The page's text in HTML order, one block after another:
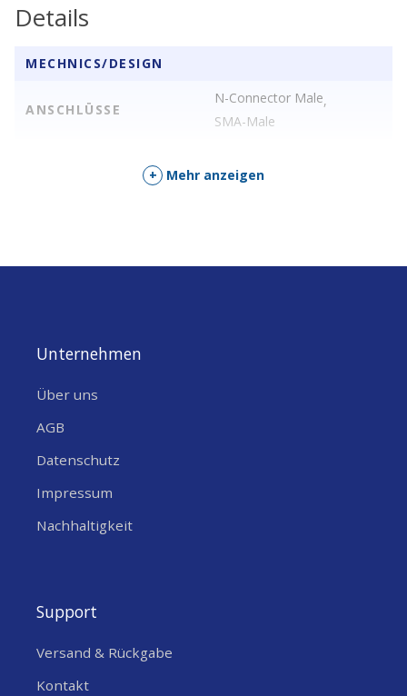
mit einer zuverlässigen Verbindung!
Details
MECHNICS/DESIGN
ANSCHLÜSSE
N-Connector Male,
SMA-Male
+ Mehr anzeigen
Unternehmen
Über uns
AGB
Datenschutz
Impressum
Nachhaltigkeit
Support
Versand & Rückgabe
Kontakt